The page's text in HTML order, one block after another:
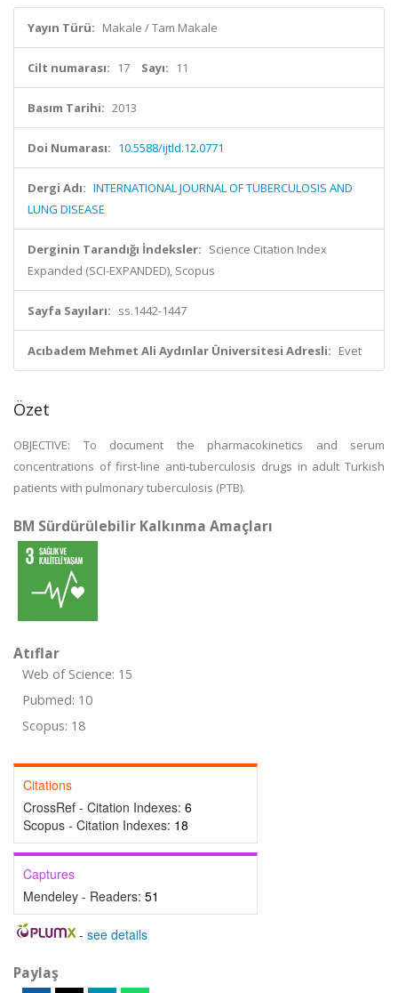
Yayın Türü: Makale / Tam Makale
Cilt numarası: 17 Sayı: 11
Basım Tarihi: 2013
Doi Numarası: 10.5588/ijtld.12.0771
Dergi Adı: INTERNATIONAL JOURNAL OF TUBERCULOSIS AND
LUNG DISEASE
Derginin Tarandığı İndeksler: Science Citation Index
Expanded (SCI-EXPANDED), Scopus
Sayfa Sayıları: ss.1442-1447
Acıbadem Mehmet Ali Aydınlar Üniversitesi Adresli: Evet
Özet
OBJECTIVE: To document the pharmacokinetics and serum
concentrations of first-line anti-tuberculosis drugs in adult Turkish
patients with pulmonary tuberculosis (PTB).
BM Sürdürülebilir Kalkınma Amaçları
Atıflar
Web of Science: 15
Pubmed: 10
Scopus: 18
Citations
CrossRef - Citation Indexes: 6
Scopus - Citation Indexes: 18
Captures
Mendeley - Readers: 51
- see details
Paylaş